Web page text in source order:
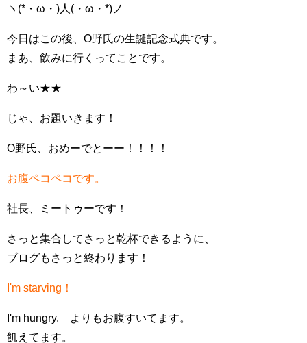
ヽ(*・ω・)人(・ω・*)ノ
今日はこの後、O野氏の生誕記念式典です。
まあ、飲みに行くってことです。
わ～い★★
じゃ、お題いきます！
O野氏、おめーでとーー！！！！
お腹ペコペコです。
社長、ミートゥーです！
さっと集合してさっと乾杯できるように、
ブログもさっと終わります！
I'm starving！
I'm hungry. よりもお腹すいてます。
飢えてます。